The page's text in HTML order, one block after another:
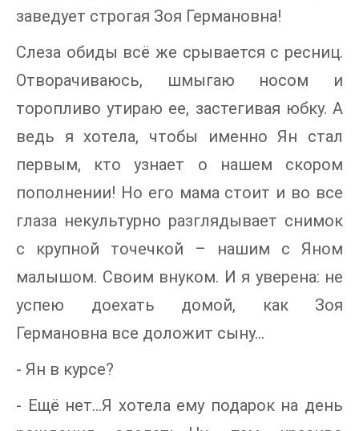
заведует строгая Зоя Германовна!
Слеза обиды всё же срывается с ресниц.
Отворачиваюсь, шмыгаю носом и
торопливо утираю ее, застегивая юбку. А
ведь я хотела, чтобы именно Ян стал
первым, кто узнает о нашем скором
пополнении! Но его мама стоит и во все
глаза некультурно разглядывает снимок
с крупной точечкой – нашим с Яном
малышом. Своим внуком. И я уверена: не
успею доехать домой, как Зоя
Германовна все доложит сыну…
- Ян в курсе?
- Ещё нет…Я хотела ему подарок на день